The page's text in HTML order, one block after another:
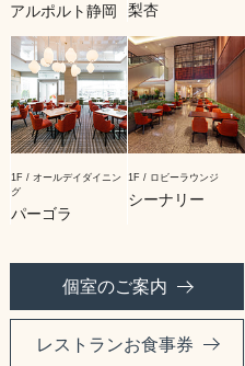
アルポルト静岡 梨杏
1F / オールデイダイニン
グ
パーゴラ
1F / ロビーラウンジ
シーナリー
個室のご案内
レストランお食事券